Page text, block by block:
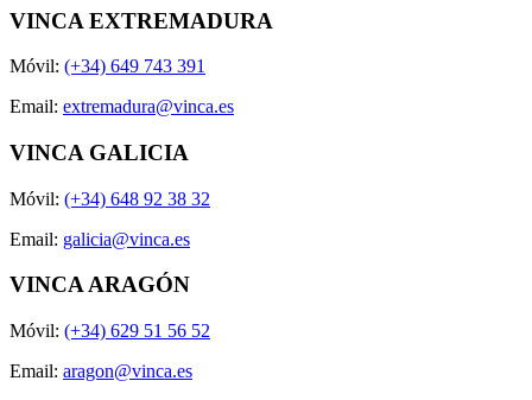
VINCA EXTREMADURA
Móvil: (+34) 649 743 391
Email: extremadura@vinca.es
VINCA GALICIA
Móvil: (+34) 648 92 38 32
Email: galicia@vinca.es
VINCA ARAGÓN
Móvil: (+34) 629 51 56 52
Email: aragon@vinca.es